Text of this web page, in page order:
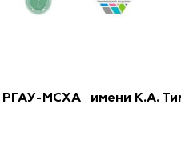
РГАУ-МСХА имени К.А.